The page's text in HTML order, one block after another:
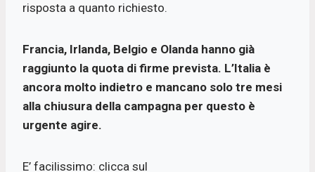
risposta a quanto richiesto.
Francia, Irlanda, Belgio e Olanda hanno già
raggiunto la quota di firme prevista. L’Italia è
ancora molto indietro e mancano solo tre mesi
alla chiusura della campagna per questo è
urgente agire.
E’ facilissimo: clicca sul